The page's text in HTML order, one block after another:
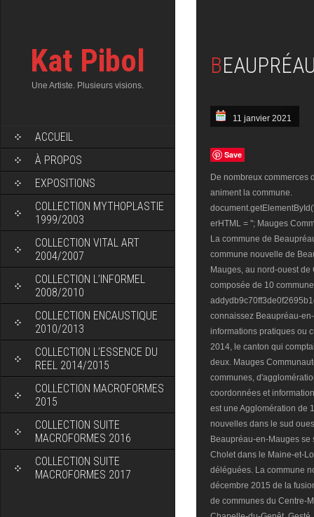
Kat Pibol
Une Artiste. Plusieurs visions.
ACCUEIL
À PROPOS
EXPOSITIONS
COLLECTION MYTHOPLASTIE
1999/2003
COLLECTION VITAL ART
2004/2007
COLLECTION L’INFORMEL
2008/2010
COLLECTION ENCAUSTIQUE
2010/2013
COLLECTION L’ESSENCE DU
REEL 2014/2015
COLLECTION MACROFORMES
2015
COLLECTION SUITE
MACROFORMES 2016
COLLECTION SUITE
MACROFORMES 2017
11 janvier 2021
Save
De nombreux commerces
animent la commune.
erHTML = ''; Mauges
La commune de
commune nouvelle de
Mauges, au nord-ouest
composée de 10
connaissez Beaupréau-
informations pratiques ou
2014, le canton qui
deux. Mauges
communes,
coordonnées et
est une Agglomération de
nouvelles dans le sud
Beaupréau-en-Mauges
Cholet dans le Maine-et-
déléguées. La commune
décembre 2015 de la
de communes du Centre-